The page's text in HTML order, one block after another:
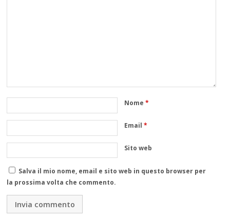
Nome*
Email*
Sito web
Salva il mio nome, email e sito web in questo browser per
la prossima volta che commento.